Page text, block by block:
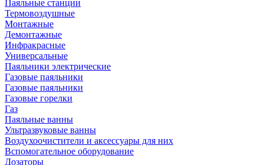
Паяльные станции
Термовоздушные
Монтажные
Демонтажные
Инфракрасные
Универсальные
Паяльники электрические
Газовые паяльники
Газовые паяльники
Газовые горелки
Газ
Паяльные ванны
Ультразвуковые ванны
Воздухоочистители и аксессуары для них
Вспомогательное оборудование
Дозаторы